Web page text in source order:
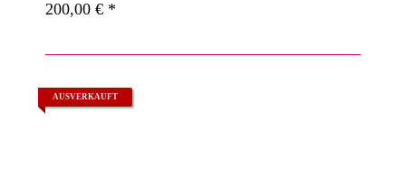
200,00 € *
AUSVERKAUFT